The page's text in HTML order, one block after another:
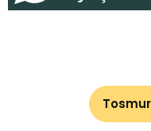
Tosmur